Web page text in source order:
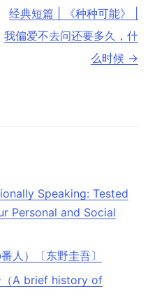
经典短篇 | 《种种可能》 |
我偏爱不去问还要多久，什
么时候 →
Speaking: Tested
Personal and Social
人）〔东野圭吾〕
（A brief history of